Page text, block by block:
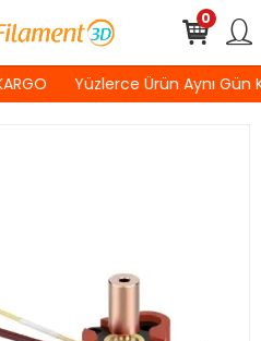
Yüzlerce Ürün Aynı Gün
0